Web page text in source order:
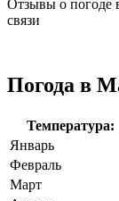
Отзывы о погоде
связи
Погода в
Температура:
Январь
Февраль
Март